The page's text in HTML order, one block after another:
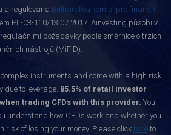
a regulována Bulharskou komisí pro finanční
РГ-03-110/13.07.2017. Ainvesting působí v
požadavky podle směrnice o trzích
nástrojů (MiFID).
complex instruments and come with a high risk
due to leverage. 85.5% of retail investor
trading CFDs with this provider. You
understand how CFDs work and whether you
risk of losing your money. Please click hereto